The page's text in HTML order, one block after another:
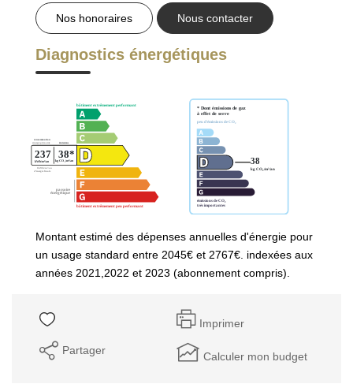
Nos honoraires Nous contacter
Diagnostics énergétiques
Montant estimé des dépenses annuelles d'énergie pour
un usage standard entre 2045€ et 2767€. indexées aux
années 2021,2022 et 2023 (abonnement compris).
Imprimer
Partager Calculer mon budget